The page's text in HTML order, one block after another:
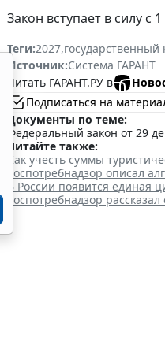
Закон вступает в силу с
Теги:2027,государственный
Источник:Система ГАРАНТ
Читать ГАРАНТ.РУ в
Подписаться на
Документы по теме:
Федеральный закон от 29
Читайте также:
Как учесть суммы
Роспотребнадзор описал
В России появится единая
Роспотребнадзор